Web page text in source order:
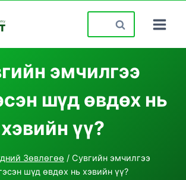
Search
for:
эмчилгээ
шүд өвдөх нь
хэвийн үү?
Зөвлөгөө / Сувгийн эмчилгээ
шүд өвдөх нь хэвийн үү?